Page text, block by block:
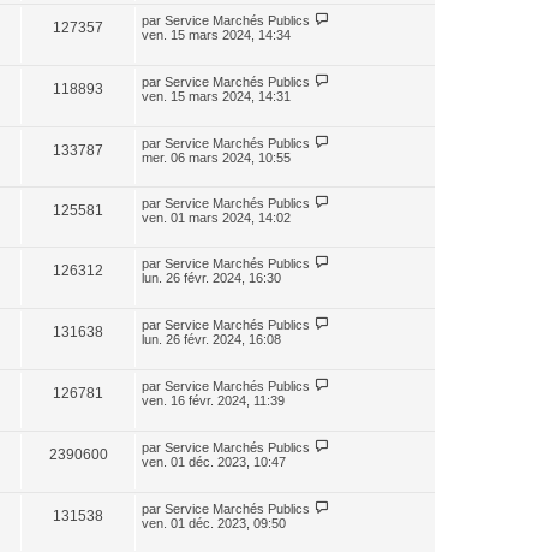
127357 par Service Marchés Publics
ven. 15 mars 2024, 14:34
118893 par Service Marchés Publics
ven. 15 mars 2024, 14:31
133787 par Service Marchés Publics
mer. 06 mars 2024, 10:55
125581 par Service Marchés Publics
ven. 01 mars 2024, 14:02
126312 par Service Marchés Publics
lun. 26 févr. 2024, 16:30
131638 par Service Marchés Publics
lun. 26 févr. 2024, 16:08
126781 par Service Marchés Publics
ven. 16 févr. 2024, 11:39
2390600 par Service Marchés Publics
ven. 01 déc. 2023, 10:47
131538 par Service Marchés Publics
ven. 01 déc. 2023, 09:50